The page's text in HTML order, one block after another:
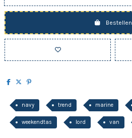
Bestellen
navy trend marine
weekendtas lord van